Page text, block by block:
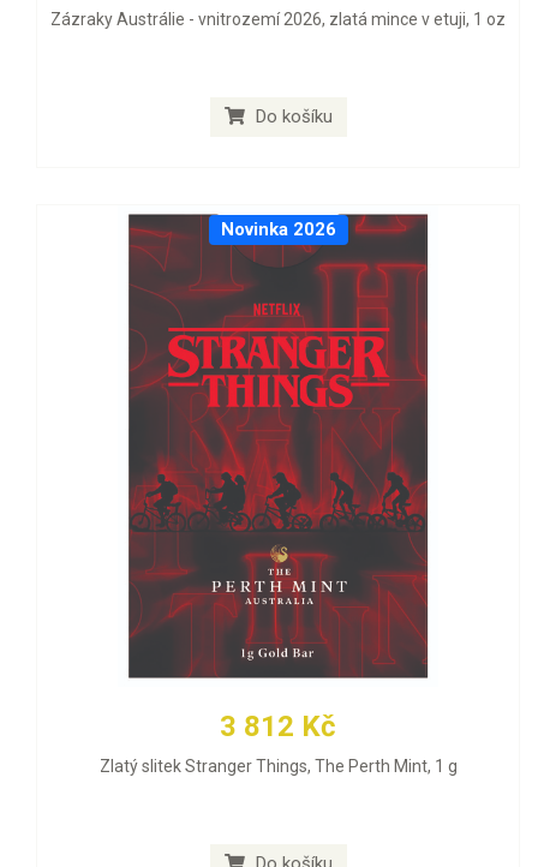
Zázraky Austrálie - vnitrozemí 2026, zlatá mince v etuji, 1 oz
Do košíku
Novinka 2026
3 812 Kč
Zlatý slitek Stranger Things, The Perth Mint, 1 g